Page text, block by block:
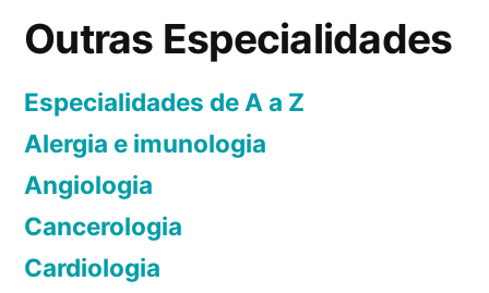
d
e
m
a
g
i
n
a
ç
ã
Outras Especialidades
Especialidades de A a Z
Alergia e imunologia
Angiologia
Cancerologia
Cardiologia